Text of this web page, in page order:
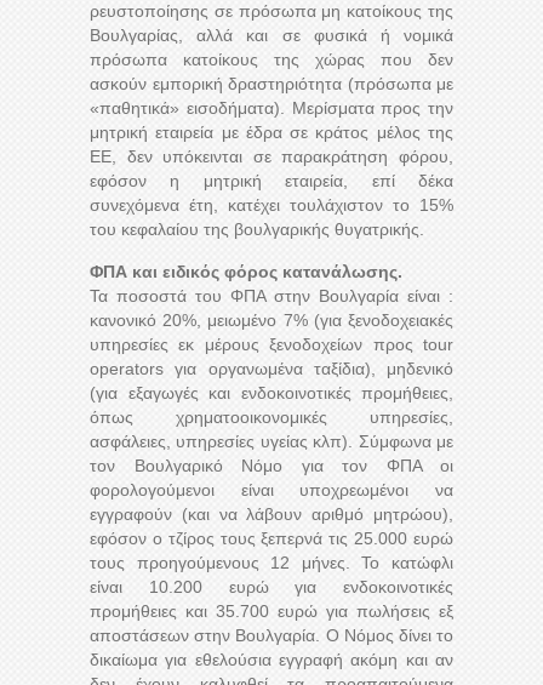
ρευστοποίησης σε πρόσωπα μη κατοίκους της
Βουλγαρίας, αλλά και σε φυσικά ή νομικά
πρόσωπα κατοίκους της χώρας που δεν
ασκούν εμπορική δραστηριότητα (πρόσωπα με
«παθητικά» εισοδήματα). Μερίσματα προς την
μητρική εταιρεία με έδρα σε κράτος μέλος της
ΕΕ, δεν υπόκεινται σε παρακράτηση φόρου,
εφόσον η μητρική εταιρεία, επί δέκα
συνεχόμενα έτη, κατέχει τουλάχιστον το 15%
του κεφαλαίου της βουλγαρικής θυγατρικής.
ΦΠΑ και ειδικός φόρος κατανάλωσης.
Τα ποσοστά του ΦΠΑ στην Βουλγαρία είναι :
κανονικό 20%, μειωμένο 7% (για ξενοδοχειακές
υπηρεσίες εκ μέρους ξενοδοχείων προς tour
operators για οργανωμένα ταξίδια), μηδενικό
(για εξαγωγές και ενδοκοινοτικές προμήθειες,
όπως χρηματοοικονομικές υπηρεσίες,
ασφάλειες, υπηρεσίες υγείας κλπ). Σύμφωνα με
τον Βουλγαρικό Νόμο για τον ΦΠΑ οι
φορολογούμενοι είναι υποχρεωμένοι να
εγγραφούν (και να λάβουν αριθμό μητρώου),
εφόσον ο τζίρος τους ξεπερνά τις 25.000 ευρώ
τους προηγούμενους 12 μήνες. Το κατώφλι
είναι 10.200 ευρώ για ενδοκοινοτικές
προμήθειες και 35.700 ευρώ για πωλήσεις εξ
αποστάσεων στην Βουλγαρία. Ο Νόμος δίνει το
δικαίωμα για εθελούσια εγγραφή ακόμη και αν